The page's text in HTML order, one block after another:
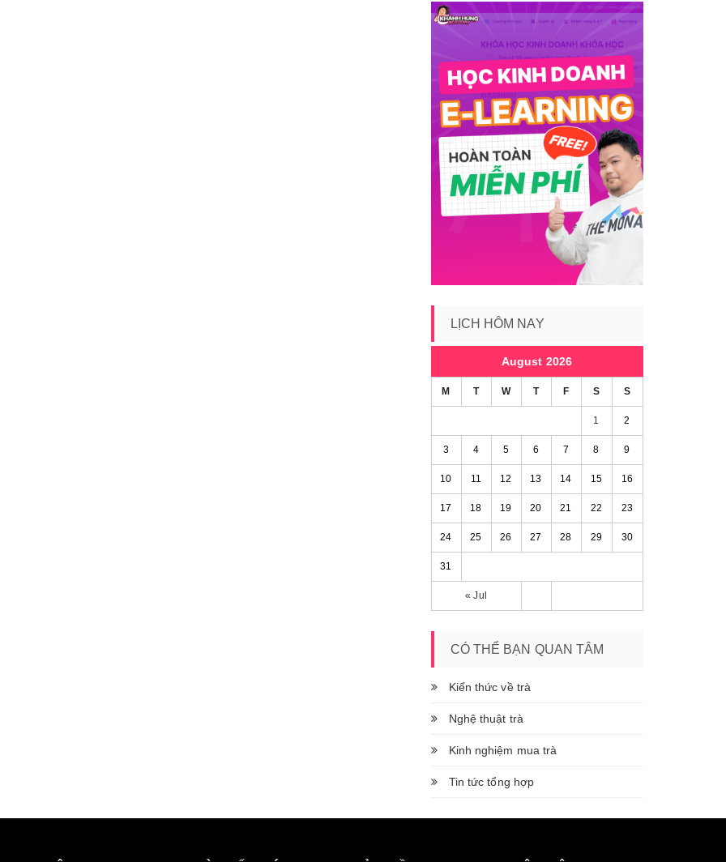
LỊCH HÔM NAY
August 2026
M T W T F S S
« Jul
1 2
3 4 5 6 7 8 9
10 11 12 13 14 15 16
17 18 19 20 21 22 23
24 25 26 27 28 29 30
31
CÓ THỂ BẠN QUAN TÂM
Kiến thức về trà
Nghệ thuật trà
Kinh nghiệm mua trà
Tin tức tổng hợp